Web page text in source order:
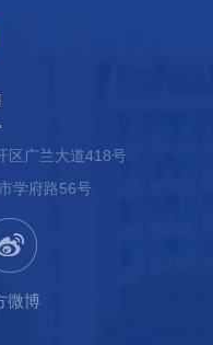
区广兰大道418号
学府路56号
微博